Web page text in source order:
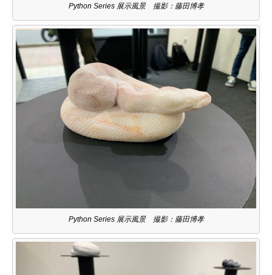
Python Series 展示風景 撮影：藤田博孝
Python Series 展示風景 撮影：藤田博孝